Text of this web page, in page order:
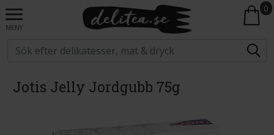
MENY
0
Jotis Jelly Jordgubb 75g